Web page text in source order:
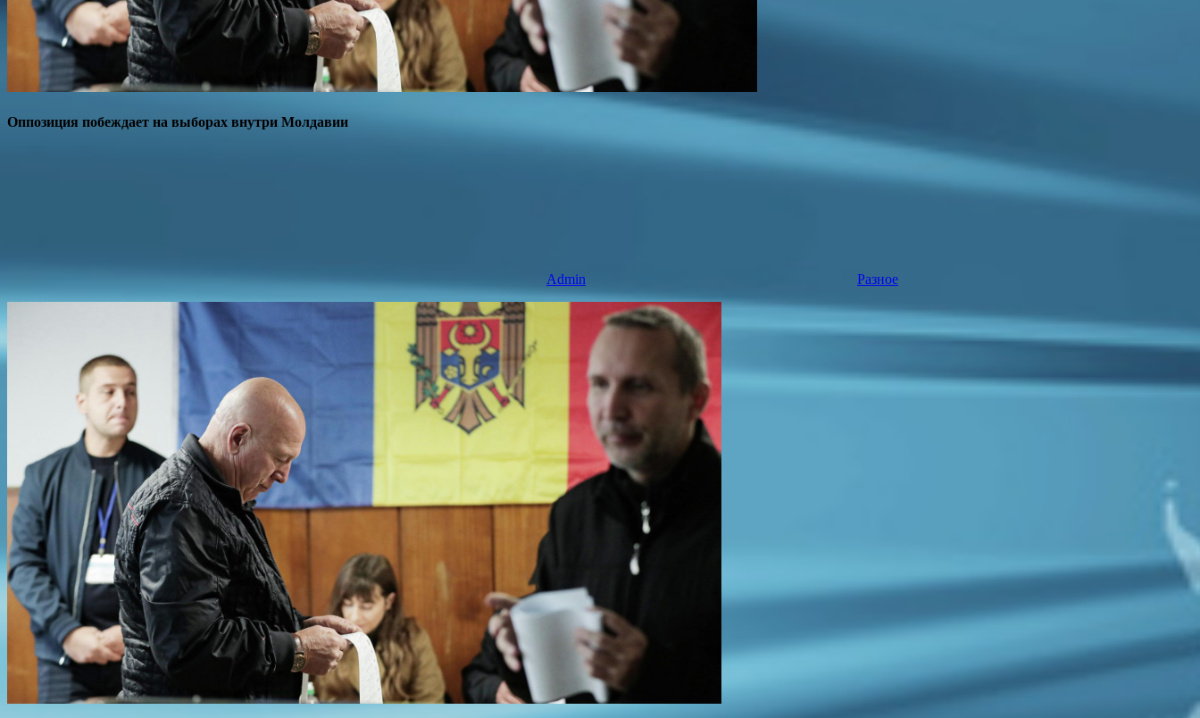
Оппозиция побеждает на выборах внутри Молдавии
Admin Разное